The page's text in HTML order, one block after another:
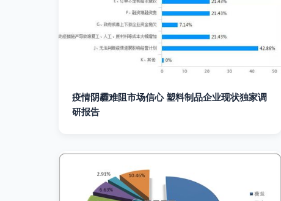
疫情阴霾难阻市场信心 塑料制品企业现状独家调
研报告